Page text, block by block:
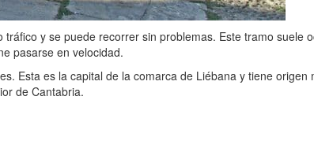
y se puede recorrer sin problemas. Este tramo suele
pasarse en velocidad.
Esta es la capital de la comarca de Liébana y tiene
de Cantabria.